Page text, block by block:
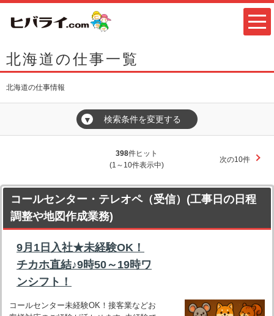
北海道の仕事一覧
北海道の仕事情報
▼ 検索条件を変更する
398件ヒット
(1～10件表示中)
次の10件
コールセンター・テレオペ（受信）(工事日の日程
調整や地図作成業務)
9月1日入社★未経験OK！
チカホ直結♪9時50～19時ワ
ンシフト！
コールセンター未経験OK！接客業などお